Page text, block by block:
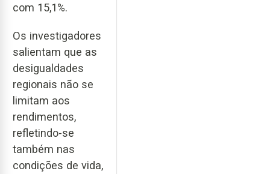
com 15,1%.
Os investigadores
salientam que as
desigualdades
regionais não se
limitam aos
rendimentos,
refletindo-se
também nas
condições de vida,